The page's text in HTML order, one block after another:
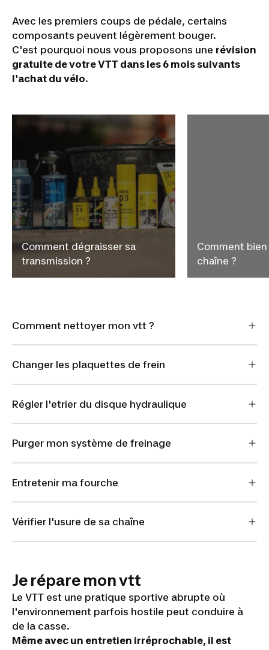
Avec les premiers coups de pédale, certains
composants peuvent légèrement bouger.
C'est pourquoi nous vous proposons une révision
gratuite de votre VTT dans les 6 mois suivants
l'achat du vélo.
Comment dégraisser sa
transmission ?
Comment
chaîne ?
Comment nettoyer mon vtt ?
Changer les plaquettes de frein
Régler l'etrier du disque hydraulique
Purger mon système de freinage
Entretenir ma fourche
Vérifier l'usure de sa chaîne
Je répare mon vtt
Le VTT est une pratique sportive abrupte où
l'environnement parfois hostile peut conduire à
de la casse.
Même avec un entretien irréprochable, il est